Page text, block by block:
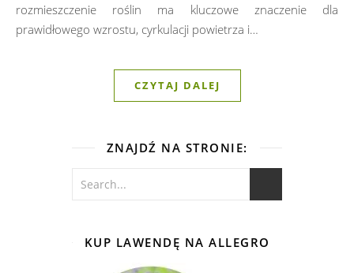
rozmieszczenie roślin ma kluczowe znaczenie dla
prawidłowego wzrostu, cyrkulacji powietrza i…
CZYTAJ DALEJ
ZNAJDŹ NA STRONIE:
KUP LAWENDĘ NA ALLEGRO